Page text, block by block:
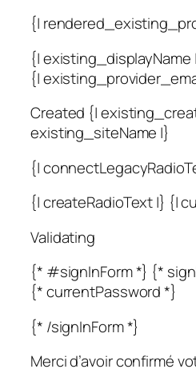
{|
{| existing_displayName
{|
Created {|
existing_siteName |}
{|
{| createRadioText |} {|
Validating
{* #signInForm *} {*
{* currentPassword *}
{* /signInForm *}
Merci d’avoir confirmé